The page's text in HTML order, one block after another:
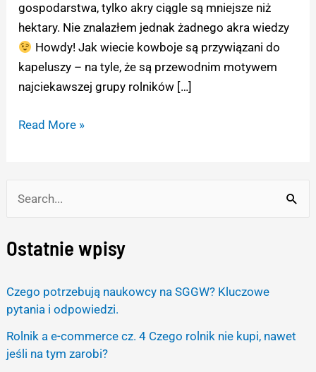
a
c
f
Ostatnie wpisy
Czego potrzebują naukowcy na SGGW? Kluczowe
pytania i odpowiedzi.
Rolnik a e-commerce cz. 4 Czego rolnik nie kupi, nawet
jeśli na tym zarobi?
gospodarstwa, tylko akry ciągle są mniejsze niż
hektary. Nie znalazłem jednak żadnego akra wiedzy
Howdy! Jak wiecie kowboje są przywiązani do
kapeluszy – na tyle, że są przewodnim motywem
najciekawszej grupy rolników […]
Read More »